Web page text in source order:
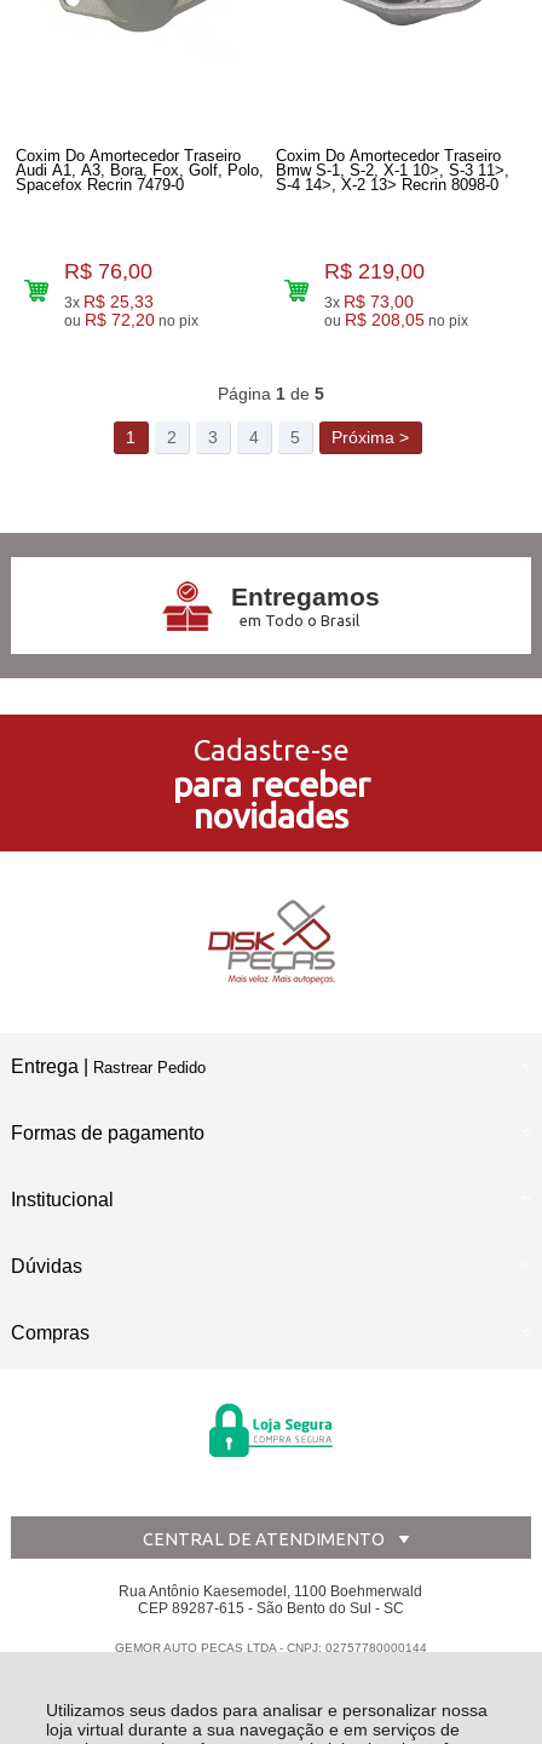
Utilizamos seus dados para analisar e personalizar nossa
loja virtual durante a sua navegação e em serviços de
Coxim Do Amortecedor Traseiro
Audi A1, A3, Bora, Fox, Golf, Polo,
Spacefox Recrin 7479-0
R$ 76,00
3x R$ 25,33
ou R$ 72,20 no pix
Coxim Do Amortecedor Traseiro
Bmw S-1, S-2, X-1 10>, S-3 11>,
S-4 14>, X-2 13> Recrin 8098-0
R$ 219,00
3x R$ 73,00
ou R$ 208,05 no pix
Página 1de 5
1 2 3 4 5 Próxima >
Entregamos
em Todo o Brasil
no Cartão de Crédito
5% de Desconto
no Pagamento PIX
Em Nossas Lojas Físicas
Cadastre-se
para receber
novidades
Entrega | Rastrear Pedido
Formas de pagamento
Institucional
Dúvidas
Compras
CENTRAL DE ATENDIMENTO
Rua Antônio Kaesemodel, 1100 Boehmerwald
CEP 89287-615 - São Bento do Sul - SC
GEMOR AUTO PECAS LTDA - CNPJ: 02757780000144